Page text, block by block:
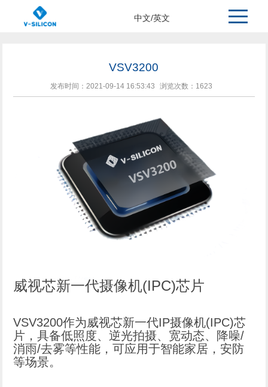
中文/英文
>产品中心
VSV3200
发布时间：2021-09-14 16:53:43 浏览次数： 1623
威视芯新一代摄像机(IPC)芯片
VSV3200作为威视芯新一代IP摄像机(IPC)芯
片，具备低照度、逆光拍摄、宽动态、降噪/
消雨/去雾等性能，可应用于智能家居，安防
等场景。